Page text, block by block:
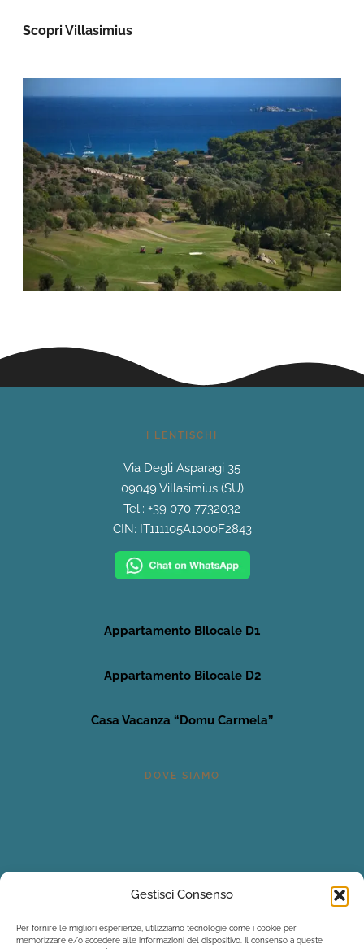
Gestisci Consenso
Per fornire le migliori esperienze, utilizziamo tecnologie come i cookie per
memorizzare e/o accedere alle informazioni del dispositivo. Il consenso a queste
Scopri Villasimius
I LENTISCHI
Via Degli Asparagi 35
09049 Villasimius (SU)
Tel.: +39 070 7732032‬
CIN: IT111105A1000F2843
Appartamento Bilocale D1
Appartamento Bilocale D2
Casa Vacanza “Domu Carmela”
DOVE SIAMO